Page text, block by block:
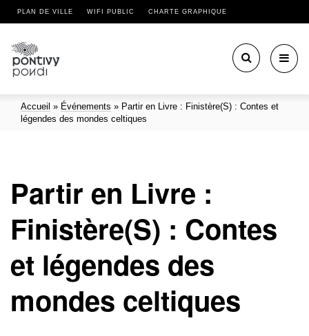
PLAN DE VILLE WIFI PUBLIC CHARTE GRAPHIQUE
Accueil » Événements » Partir en Livre : Finistère(S) : Contes et
légendes des mondes celtiques
Partir en Livre :
Finistère(S) : Contes
et légendes des
mondes celtiques